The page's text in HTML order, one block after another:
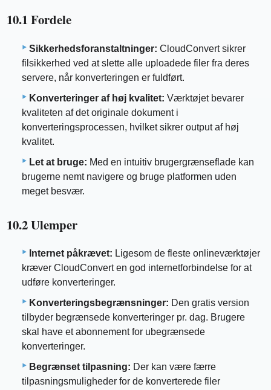
10.1 Fordele
Sikkerhedsforanstaltninger: CloudConvert sikrer
filsikkerhed ved at slette alle uploadede filer fra deres
servere, når konverteringen er fuldført.
Konverteringer af høj kvalitet: Værktøjet bevarer
kvaliteten af ​​det originale dokument i
konverteringsprocessen, hvilket sikrer output af høj
kvalitet.
Let at bruge: Med en intuitiv brugergrænseflade kan
brugerne nemt navigere og bruge platformen uden
meget besvær.
10.2 Ulemper
Internet påkrævet: Ligesom de fleste onlineværktøjer
kræver CloudConvert en god internetforbindelse for at
udføre konverteringer.
Konverteringsbegrænsninger: Den gratis version
tilbyder begrænsede konverteringer pr. dag. Brugere
skal have et abonnement for ubegrænsede
konverteringer.
Begrænset tilpasning: Der kan være færre
tilpasningsmuligheder for de konverterede filer